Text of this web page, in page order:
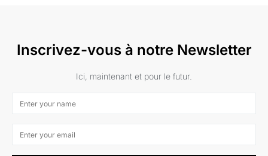
Inscrivez-vous à notre Newsletter
Ici, maintenant et pour le futur.